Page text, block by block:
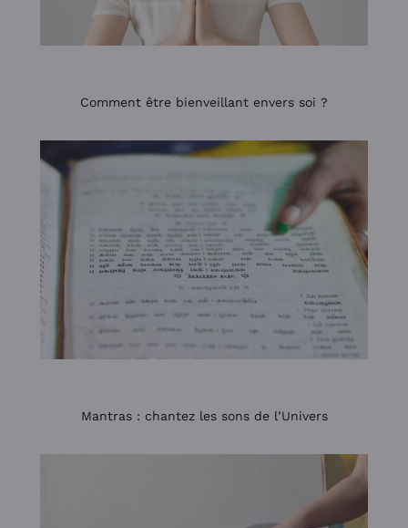
Comment être bienveillant envers soi ?
Mantras : chantez les sons de l’Univers